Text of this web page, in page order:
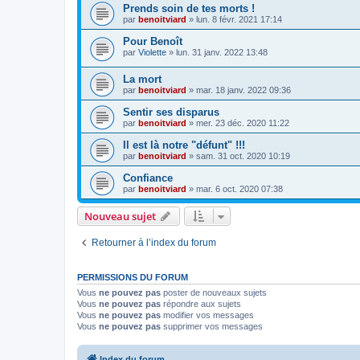
Prends soin de tes morts !
par benoitviard » lun. 8 févr. 2021 17:14
Pour Benoît
par Violette » lun. 31 janv. 2022 13:48
La mort
par benoitviard » mar. 18 janv. 2022 09:36
Sentir ses disparus
par benoitviard » mer. 23 déc. 2020 11:22
Il est là notre "défunt" !!!
par benoitviard » sam. 31 oct. 2020 10:19
Confiance
par benoitviard » mar. 6 oct. 2020 07:38
Nouveau sujet
Retourner à l’index du forum
PERMISSIONS DU FORUM
Vous ne pouvez pas poster de nouveaux sujets
Vous ne pouvez pas répondre aux sujets
Vous ne pouvez pas modifier vos messages
Vous ne pouvez pas supprimer vos messages